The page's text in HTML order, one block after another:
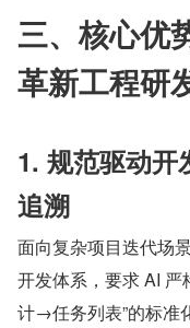
三、核心优
革新工程研
1. 规范驱动开
追溯
面向复杂项目迭代场
开发体系，要求 AI
计→任务列表”的标准